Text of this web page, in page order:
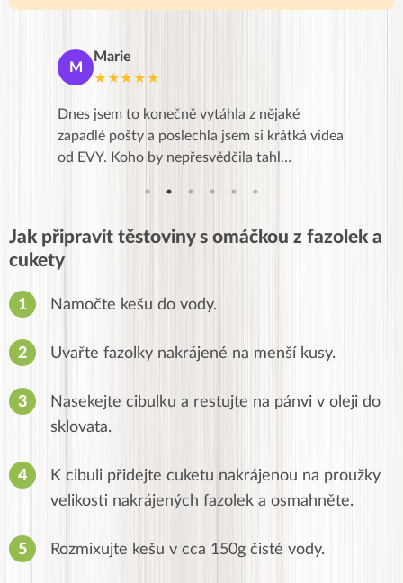
M
Marie
★★★★★
Dnes jsem to konečně vytáhla z nějaké
zapadlé pošty a poslechla jsem si krátká videa
od EVY. Koho by nepřesvědčila tahl…
Jak připravit těstoviny s omáčkou z fazolek a
cukety
Namočte kešu do vody.
Uvařte fazolky nakrájené na menší kusy.
Nasekejte cibulku a restujte na pánvi v oleji do
sklovata.
K cibuli přidejte cuketu nakrájenou na proužky
velikosti nakrájených fazolek a osmahněte.
Rozmixujte kešu v cca 150g čisté vody.